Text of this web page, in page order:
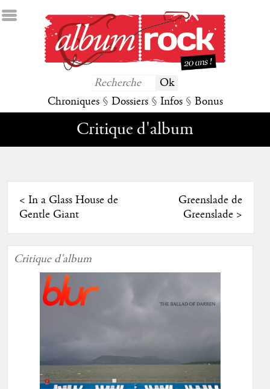
Chroniques § Dossiers § Infos § Bonus
Critique d'album
< In a Glass House de
Gentle Giant
Greenslade de
Greenslade>
Critique d'album